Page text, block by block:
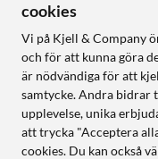
cookies
Vi på Kjell & Company
och för att kunna göra
är nödvändiga för att
samtycke. Andra bidrar
upplevelse, unika
att trycka "Acceptera
cookies. Du kan också